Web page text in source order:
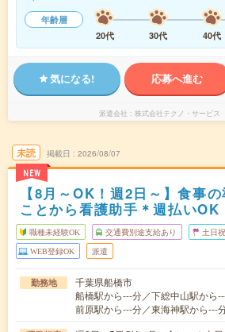
年齢層
20代
30代 40代
気になる! 応募へ進む
派遣会社 株式会社テクノ・サービ
未読
NEW
掲載日 2026/08/07
【8月～OK！週2日～】食事
ことから看護助手＊週払いOK
職種未経験OK 交通費別途支給あり 土日
WEB登録OK 派遣
勤務地
千葉県船橋市
船橋駅から---分／下総中山駅から
前原駅から---分／東海神駅から---